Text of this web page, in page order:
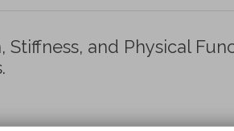
and Physical